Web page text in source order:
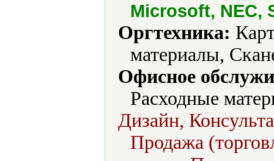
Microsoft, NEC,
Оргтехника:
материалы,
Офисное
Расходные
Дизайн,
Продажа